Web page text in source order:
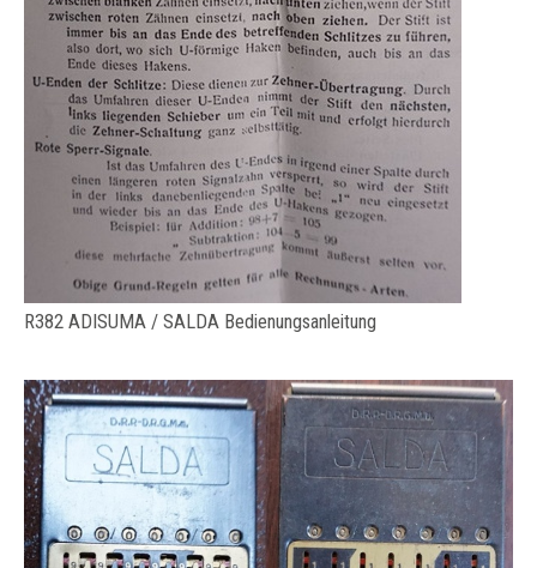
R382 ADISUMA / SALDA Bedienungsanleitung